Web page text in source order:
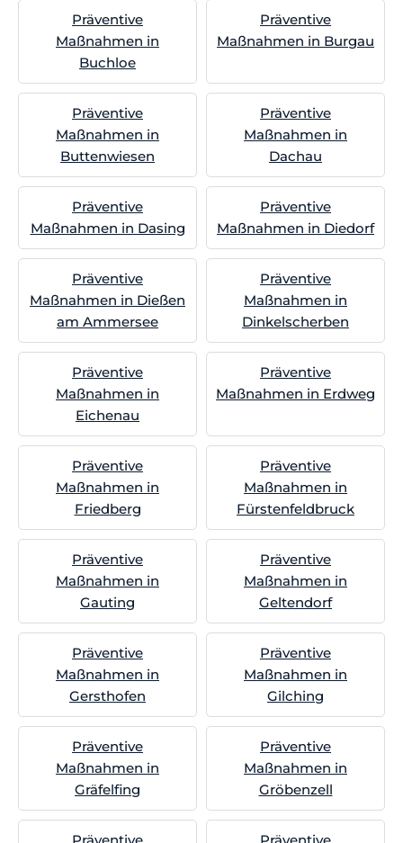
Präventive
Maßnahmen in
Buchloe
Präventive
Maßnahmen in Burgau
Präventive
Maßnahmen in
Buttenwiesen
Präventive
Maßnahmen in
Dachau
Präventive
Maßnahmen in Dasing
Präventive
Maßnahmen in Diedorf
Präventive
Maßnahmen in Dießen
am Ammersee
Präventive
Maßnahmen in
Dinkelscherben
Präventive
Maßnahmen in
Eichenau
Präventive
Maßnahmen in Erdweg
Präventive
Maßnahmen in
Friedberg
Präventive
Maßnahmen in
Fürstenfeldbruck
Präventive
Maßnahmen in
Gauting
Präventive
Maßnahmen in
Geltendorf
Präventive
Maßnahmen in
Gersthofen
Präventive
Maßnahmen in
Gilching
Präventive
Maßnahmen in
Gräfelfing
Präventive
Maßnahmen in
Gröbenzell